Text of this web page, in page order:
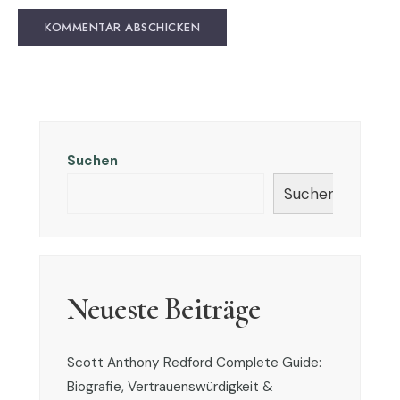
Suchen
Suchen
Neueste Beiträge
Scott Anthony Redford Complete Guide:
Biografie, Vertrauenswürdigkeit &